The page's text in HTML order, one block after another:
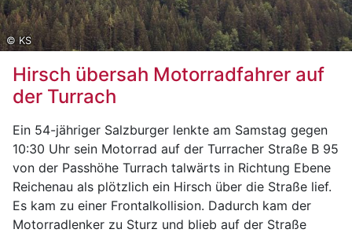
© KS
Hirsch übersah Motorradfahrer auf
der Turrach
Ein 54-jähriger Salzburger lenkte am Samstag gegen
10:30 Uhr sein Motorrad auf der Turracher Straße B 95
von der Passhöhe Turrach talwärts in Richtung Ebene
Reichenau als plötzlich ein Hirsch über die Straße lief.
Es kam zu einer Frontalkollision. Dadurch kam der
Motorradlenker zu Sturz und blieb auf der Straße